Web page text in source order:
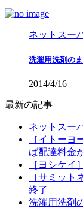
ネットスー
洗濯用洗剤の
2014/4/16
最新の記事
ネットスー
［イトー
ば配達料金
［ヨシケイ
［サミット
終了
洗濯用洗剤